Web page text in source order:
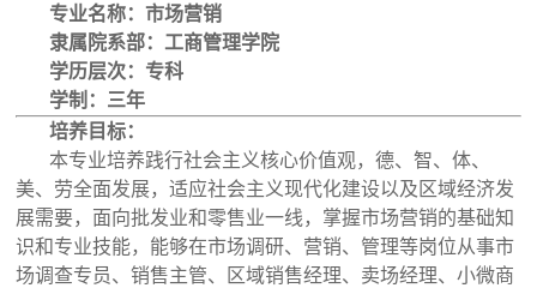
专业名称：市场营销
隶属院系部：工商管理学院
学历层次：专科
学制：三年
培养目标：
本专业培养践行社会主义核心价值观，德、智、体、
美、劳全面发展，适应社会主义现代化建设以及区域经济发
展需要，面向批发业和零售业一线，掌握市场营销的基础知
识和专业技能，能够在市场调研、营销、管理等岗位从事市
场调查专员、销售主管、区域销售经理、卖场经理、小微商